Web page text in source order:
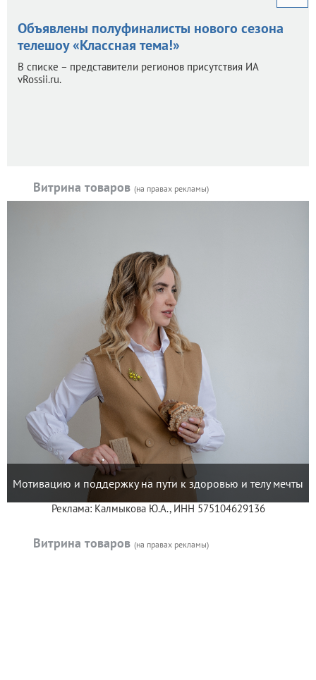
Объявлены полуфиналисты нового сезона
телешоу «Классная тема!»
В списке – представители регионов присутствия ИА
vRossii.ru.
Витрина товаров (на правах рекламы)
Мотивацию и поддержку на пути к здоровью и телу мечты
Реклама: Калмыкова Ю.А., ИНН 575104629136
Витрина товаров (на правах рекламы)